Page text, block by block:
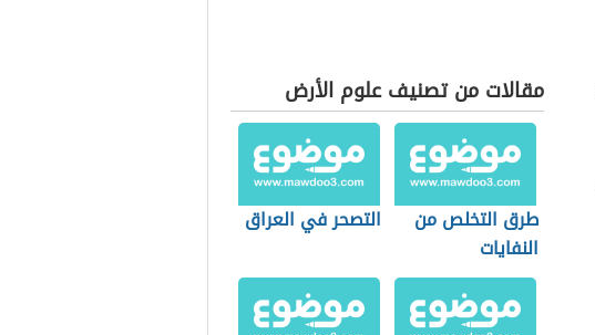
مقالات من تصنيف علوم الأرض
طرق التخلص من
النفايات
التصحر في العراق